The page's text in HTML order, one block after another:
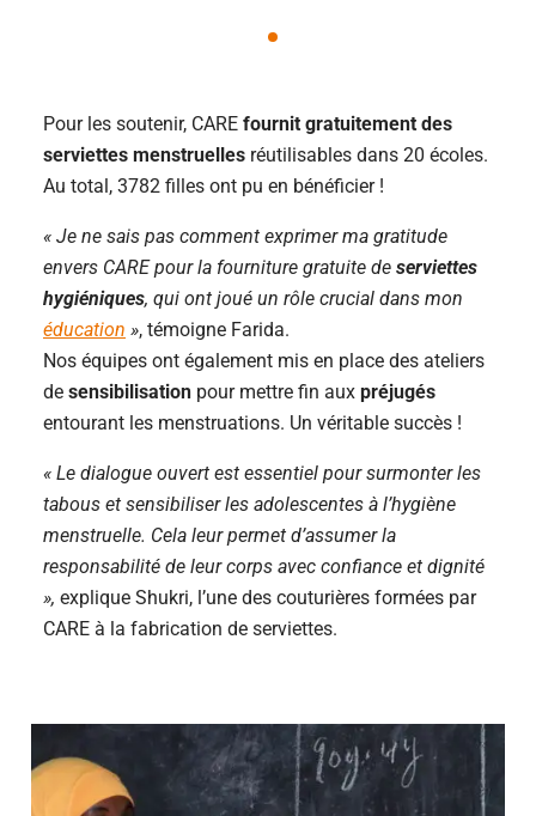
Pour les soutenir, CARE fournit gratuitement des
serviettes menstruelles réutilisables dans 20 écoles.
Au total, 3782 filles ont pu en bénéficier !
« Je ne sais pas comment exprimer ma gratitude
envers CARE pour la fourniture gratuite de serviettes
hygiéniques, qui ont joué un rôle crucial dans mon
éducation », témoigne Farida.
Nos équipes ont également mis en place des ateliers
de sensibilisation pour mettre fin aux préjugés
entourant les menstruations. Un véritable succès !
« Le dialogue ouvert est essentiel pour surmonter les
tabous et sensibiliser les adolescentes à l’hygiène
menstruelle. Cela leur permet d’assumer la
responsabilité de leur corps avec confiance et dignité
», explique Shukri, l’une des couturières formées par
CARE à la fabrication de serviettes.